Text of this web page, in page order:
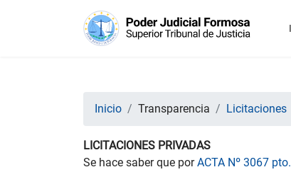
Inicio Transparencia Licitaciones
LICITACIONES PRIVADAS
Se hace saber que porACTA Nº 3067